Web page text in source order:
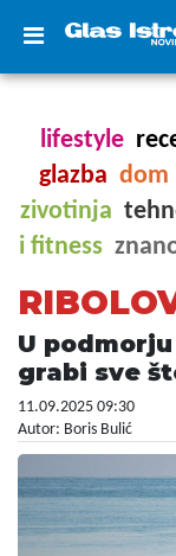
lifestyle
glazba dom
zivotinja
i fitness
U
grabi sve
11.09.2025 09:30
Autor: Boris Bulić